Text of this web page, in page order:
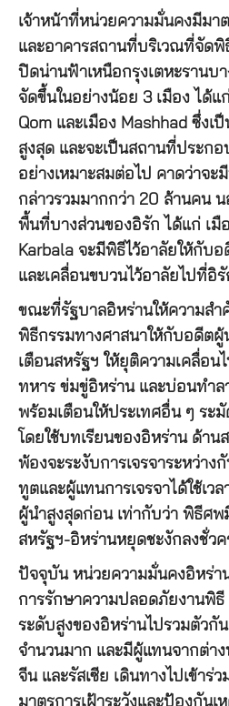
เจ้าหน้าที่หน่วยความมั่นคงมีมา
และอาคารสถานที่บริเวณที่จัด
ปิดน่านฟ้าเหนือกรุงเตหะรานบ
จัดขึ้นในอย่างน้อย 3 เมือง ได้แ
Qom และเมือง Mashhad ซึ่งเ
สูงสุด และจะเป็นสถานที่ประก
อย่างเหมาะสมต่อไป คาดว่าจะ
กล่าวรวมมากกว่า 20 ล้านคน
พื้นที่บางส่วนของอิรัก ได้แก่ เมื
Karbala จะมีพิธีไว้อาลัยให้กับ
และเคลื่อนขบวนไว้อาลัยไปที่อิ
ขณะที่รัฐบาลอิหร่านให้ความส
พิธีกรรมทางศาสนาให้กับอดีต
เตือนสหรัฐฯ ให้ยุติความเคลื่อน
ทหาร ข่มขู่อิหร่าน และบ่อนทำ
พร้อมเตือนให้ประเทศอื่น ๆ ระ
โดยใช้บทเรียนของอิหร่าน ด้าน
พ้องจะระงับการเจรจาระหว่าง
ทูตและผู้แทนการเจรจาได้ใช้เว
ผู้นำสูงสุดก่อน เท่ากับว่า พิธีศพ
สหรัฐฯ-อิหร่านหยุดชะงักลงชั่วค
ปัจจุบัน หน่วยความมั่นคงอิหร่า
การรักษาความปลอดภัยงานพิธี
ระดับสูงของอิหร่านไปรวมตัวกั
จำนวนมาก และมีผู้แทนจากต่า
จีน และรัสเซีย เดินทางไปเข้าร่
มาตรการเฝ้าระวังและป้องกันเ